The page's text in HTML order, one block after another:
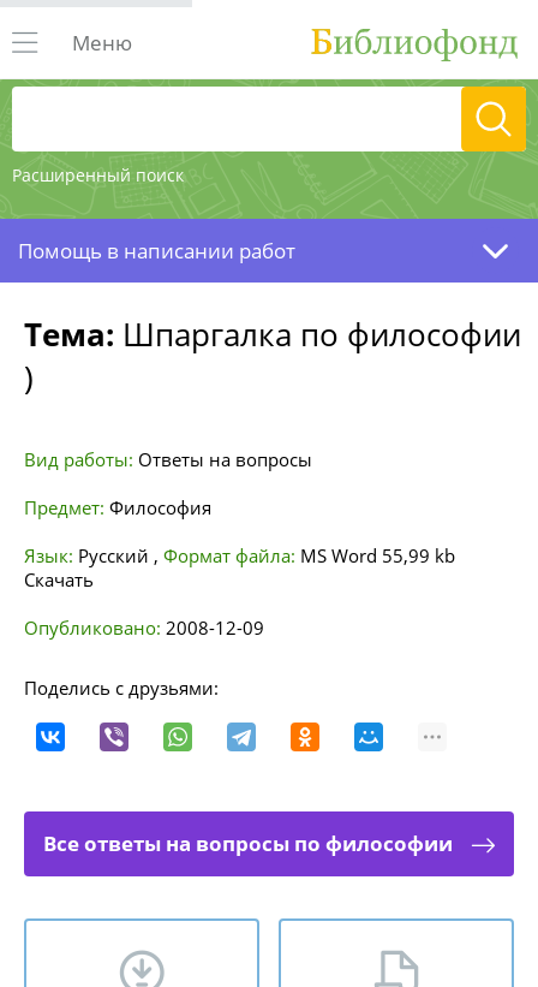
Расширенный поиск
Меню
Помощь в написании работ
Тема: Шпаргалка по философии
)
Вид работы: Ответы на вопросы
Предмет: Философия
Язык: Русский , Формат файла: MS Word 55,99 kb
Скачать
Опубликовано: 2008-12-09
Поделись с друзьями:
Все ответы на вопросы по философии